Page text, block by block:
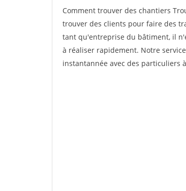
Comment trouver des chantiers
trouver des clients pour faire des
tant qu'entreprise du bâtiment, il
à réaliser rapidement. Notre
instantannée avec des particuliers